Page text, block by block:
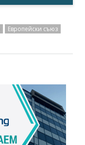
Европейски съюз